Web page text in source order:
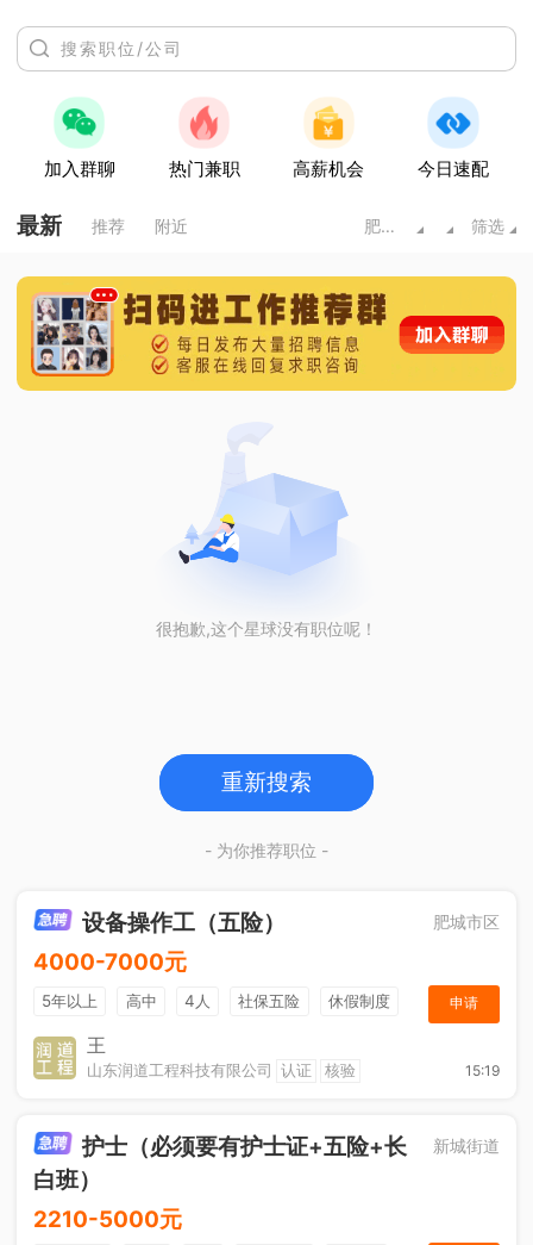
加入群聊 热门兼职 高薪机会 今日速配
最新 推荐 附近 肥城市 筛选
很抱歉,这个星球没有职位呢！
重新搜索
- 为你推荐职位 -
设备操作工（五险） 肥城市区
4000-7000元
5年以上 高中 4人 社保五险
休假制度
加班补助
申请
王
山东润道工程科技有限公司 认证 核验 15:19
护士（必须要有护士证+五险+长
白班）
新城街道
2210-5000元